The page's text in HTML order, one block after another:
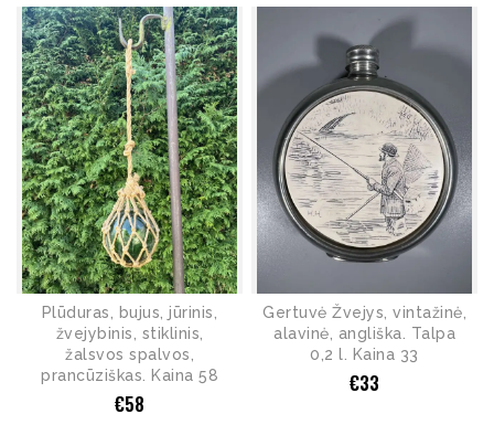
Plūduras, bujus, jūrinis,
žvejybinis, stiklinis,
žalsvos spalvos,
prancūziškas. Kaina 58
€58
Gertuvė Žvejys, vintažinė,
alavinė, angliška. Talpa
0,2 l. Kaina 33
€33